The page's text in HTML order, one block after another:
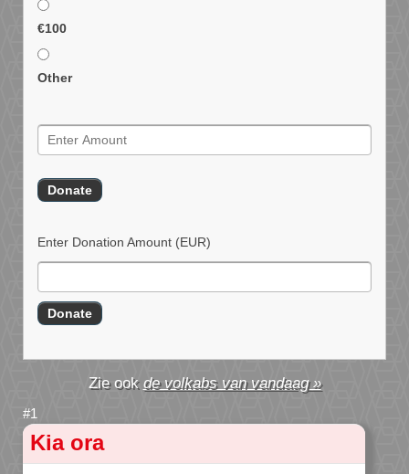
€100
Other
Enter Donation Amount (EUR)
de volkabs van vandaag »
Kia ora